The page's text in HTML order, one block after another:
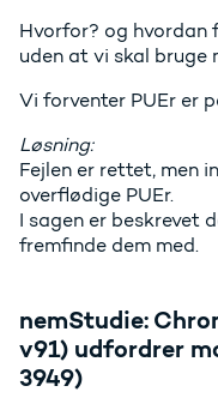
Hvorfor? og hvordan
uden at vi skal bruge
Vi forventer PUEr er
Løsning:
Fejlen er rettet, men
overflødige PUEr.
I sagen er beskrevet
fremfinde dem med.
nemStudie:
v91) udfordrer
3949)